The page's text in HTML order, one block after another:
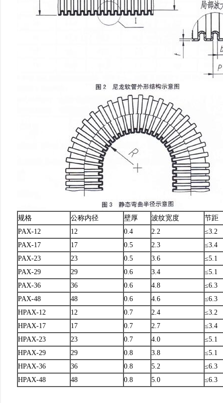
规格 公称内径 壁厚 波纹宽度
节距
PAX-12
12 0.4 2.2
≤3.2
PAX-17
17 0.5 2.3
≤3.4
PAX-23
23 0.5 3.6
≤5.1
PAX-29
29 0.6 3.4
≤5.1
PAX-36
36 0.6 4.8
≤6.3
PAX-48
48 0.6 4.6
≤6.3
HPAX-12
12 0.7 2.4
≤3.2
HPAX-17
17 0.7 2.7
≤3.4
HPAX-23
23 0.7 4.0
≤5.1
HPAX-29
29 0.8 3.8
≤5.1
HPAX-36
36 0.8 5.2
≤6.3
HPAX-48
48 0.8 5.0 ≤6.3